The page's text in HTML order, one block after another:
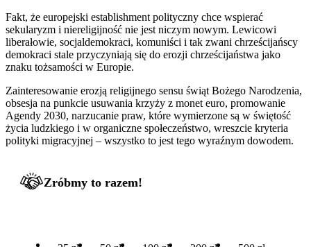
Fakt, że europejski establishment polityczny chce wspierać
sekularyzm i niereligijność nie jest niczym nowym. Lewicowi
liberałowie, socjaldemokraci, komuniści i tak zwani chrześcijańscy
demokraci stale przyczyniają się do erozji chrześcijaństwa jako
znaku tożsamości w Europie.
Zainteresowanie erozją religijnego sensu świąt Bożego Narodzenia,
obsesja na punkcie usuwania krzyży z monet euro, promowanie
Agendy 2030, narzucanie praw, które wymierzone są w świętość
życia ludzkiego i w organiczne społeczeństwo, wreszcie kryteria
polityki migracyjnej – wszystko to jest tego wyraźnym dowodem.
Zróbmy to razem!